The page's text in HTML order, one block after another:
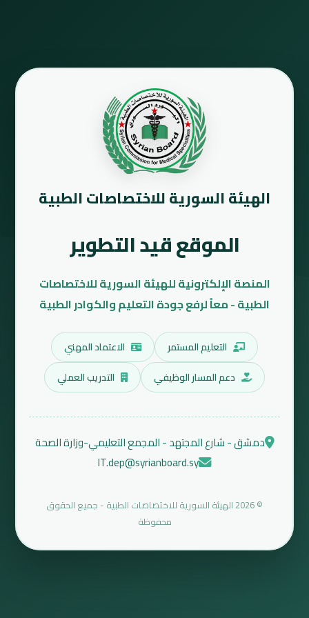
الهيئة السورية للاختصاصات الطبية
الموقع قيد التطوير
المنصة الإلكترونية للهيئة السورية للاختصاصات
الطبية - معاً لرفع جودة التعليم والكوادر الطبية
التعليم المستمر
الاعتماد المهني
دعم المسار الوظيفي
التدريب العملي
دمشق - شارع المجتهد - المجمع التعليمي-وزارة الصحة
IT.dep@syrianboard.sy
© 2026 الهيئة السورية للاختصاصات الطبية - جميع الحقوق
محفوظة